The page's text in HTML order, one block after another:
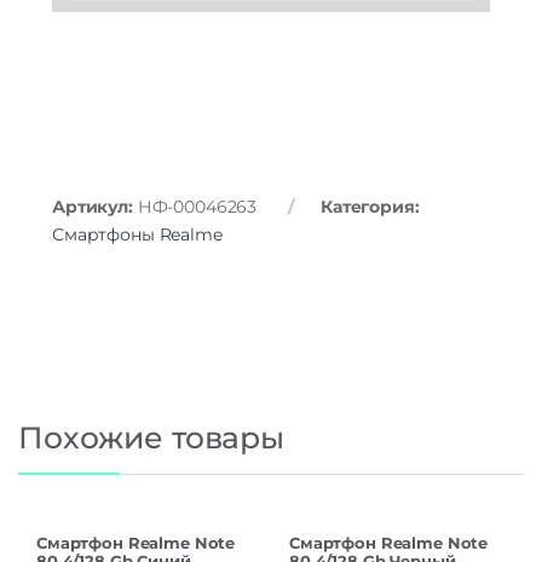
Артикул: НФ-00046263
Категория:
Смартфоны Realme
Похожие товары
Смартфон Realme Note
Смартфон Realme Note